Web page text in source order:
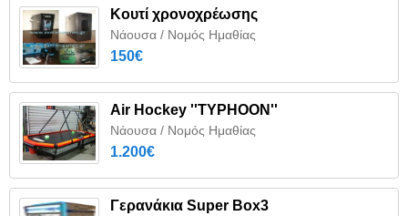
Κουτί χρονοχρέωσης
Νάουσα / Νομός Ημαθίας
150€
Air Hockey ''TYPHOON''
Νάουσα / Νομός Ημαθίας
1.200€
Γερανάκια Super Box3